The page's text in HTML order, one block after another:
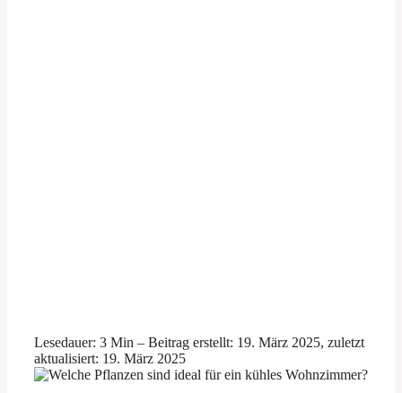
Lesedauer: 3 Min – Beitrag erstellt: 19. März 2025, zuletzt
aktualisiert: 19. März 2025